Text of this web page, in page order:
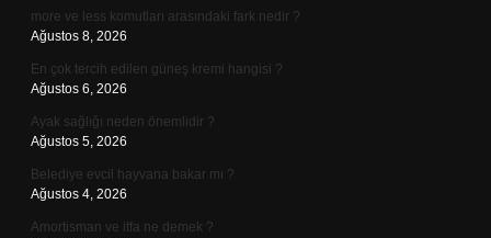
more ve less komutları arasındaki fark nedir ?
Ağustos 8, 2026
En çok tercih edilen güneş kremi hangisi ?
Ağustos 6, 2026
Ayak sağlığı neden önemlidir ?
Ağustos 5, 2026
Belediye evcil hayvana bakar mı ?
Ağustos 4, 2026
Amortisman ve itfa ne demek ?